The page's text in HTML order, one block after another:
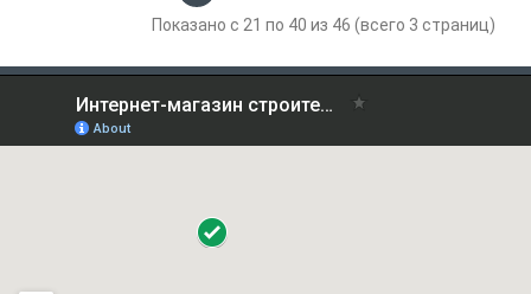
Показано с 21 по 40 из 46 (всего 3 страниц)